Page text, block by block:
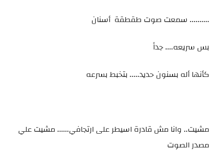
.......... سمعت صوت طقطقة أسنان
بس سريعه.... جداً
كأنها أله بسنون حديد..... بتخبط بسرعه
مشيت.. وانا مش قادرة اسيطر على ارتجافي...... مشيت علي
مصدر الصوت